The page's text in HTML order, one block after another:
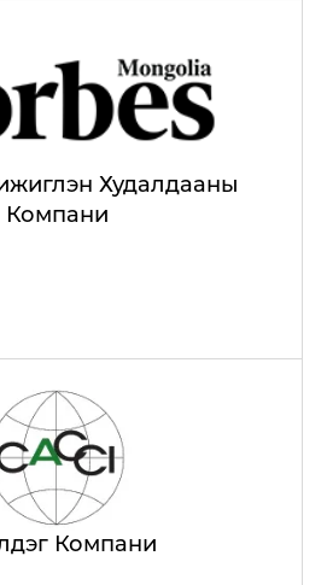
автомотив, логистик
Худалдааны
Компани
Компани